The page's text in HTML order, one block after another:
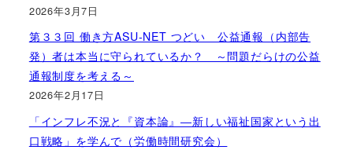
2026年3月7日
第３３回 働き方ASU-NET つどい 公益通報（内部告
発）者は本当に守られているか？ ～問題だらけの公益
通報制度を考える～
2026年2月17日
「インフレ不況と『資本論』―新しい福祉国家という出
口戦略」を学んで（労働時間研究会）